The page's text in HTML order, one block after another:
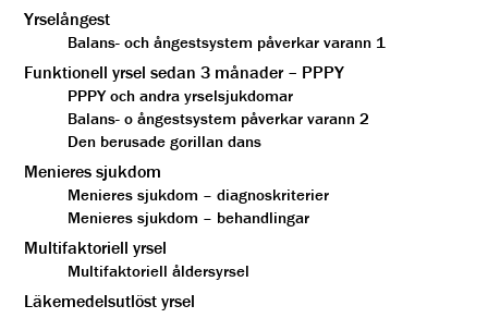
Yrselångest
Balans- och ångestsystem påverkar varann 1
Funktionell yrsel sedan 3 månader – PPPY
PPPY och andra yrselsjukdomar
Balans- o ångestsystem påverkar varann 2
Den berusade gorillan dans
Menieres sjukdom
Menieres sjukdom – diagnoskriterier
Menieres sjukdom – behandlingar
Multifaktoriell yrsel
Multifaktoriell åldersyrsel
Läkemedelsutlöst yrsel